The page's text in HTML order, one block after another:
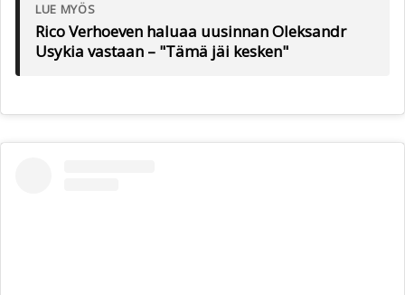
LUE MYÖS
Rico Verhoeven haluaa uusinnan Oleksandr
Usykia vastaan – "Tämä jäi kesken"